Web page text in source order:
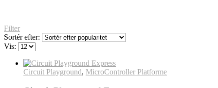
Filter
Sortér efter:
Vis:
Circuit Playground, MicroController Platforme